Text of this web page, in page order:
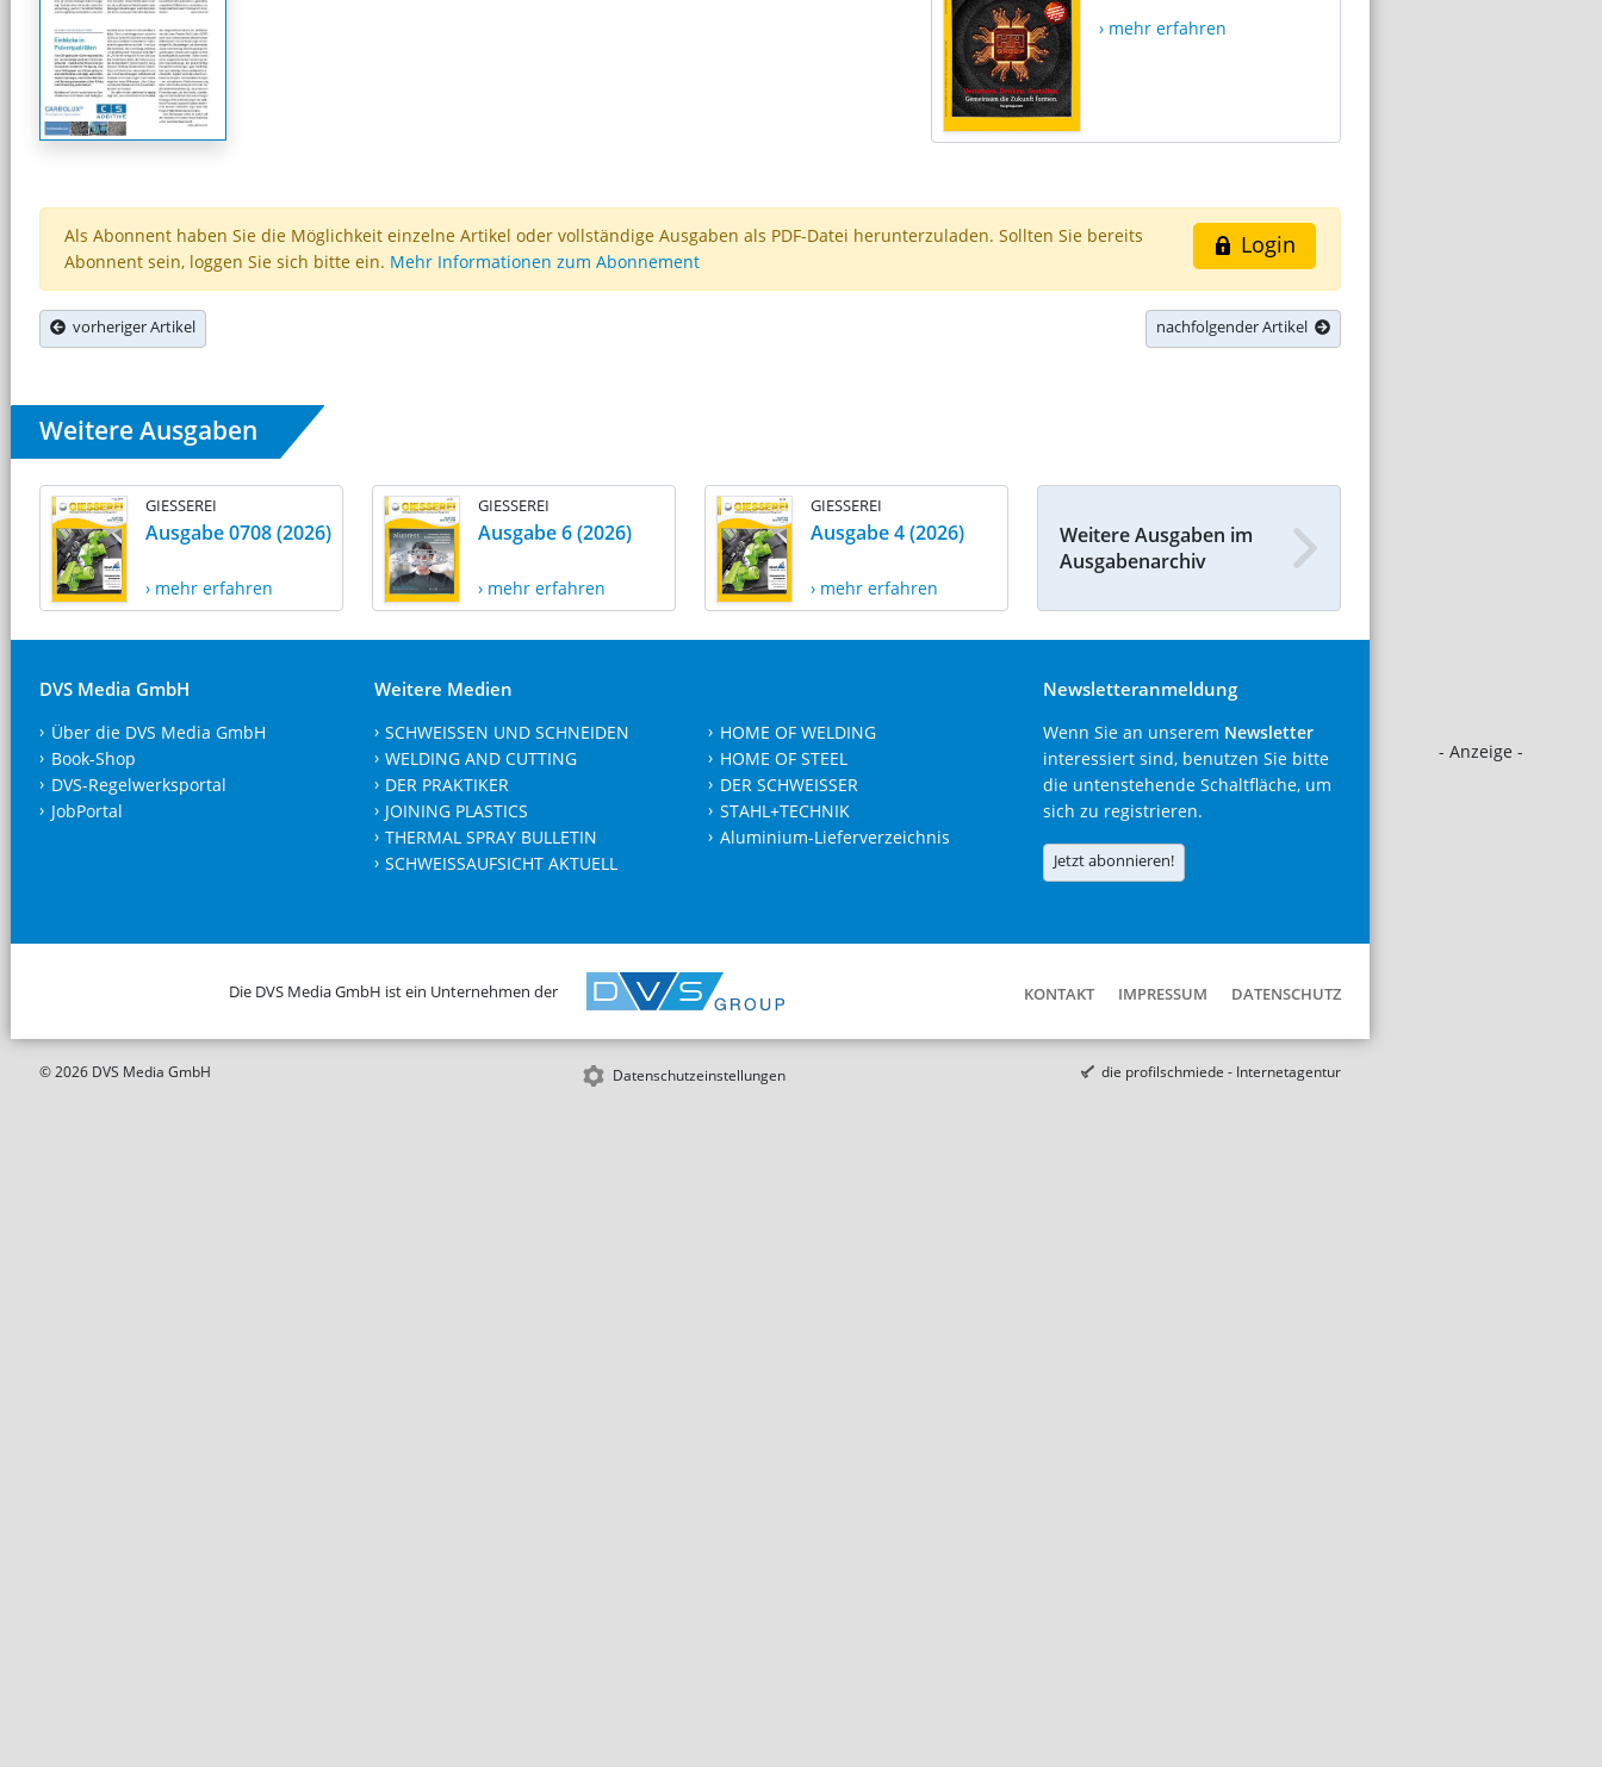
- Anzeige -
› mehr erfahren
Login
Als Abonnent haben Sie die Möglichkeit einzelne Artikel oder vollständige Ausgaben als PDF-Datei herunterzuladen. Sollten Sie bereits
Abonnent sein, loggen Sie sich bitte ein. Mehr Informationen zum Abonnement
vorheriger Artikel nachfolgender Artikel
Weitere Ausgaben
GIESSEREI
Ausgabe 0708 (2026)
› mehr erfahren
GIESSEREI
Ausgabe 6 (2026)
› mehr erfahren
GIESSEREI
Ausgabe 4 (2026)
› mehr erfahren
Weitere Ausgaben im
Ausgabenarchiv
DVS Media GmbH
Über die DVS Media GmbH
Book-Shop
DVS-Regelwerksportal
JobPortal
Weitere Medien
SCHWEISSEN UND SCHNEIDEN
WELDING AND CUTTING
DER PRAKTIKER
JOINING PLASTICS
THERMAL SPRAY BULLETIN
SCHWEISSAUFSICHT AKTUELL
HOME OF WELDING
HOME OF STEEL
DER SCHWEISSER
STAHL+TECHNIK
Aluminium-Lieferverzeichnis
Newsletteranmeldung
Wenn Sie an unserem Newsletter
interessiert sind, benutzen Sie bitte
die untenstehende Schaltfläche, um
sich zu registrieren.
Jetzt abonnieren!
Die DVS Media GmbH ist ein Unternehmen der KONTAKT IMPRESSUM DATENSCHUTZ
© 2026 DVS Media GmbH Datenschutzeinstellungen die profilschmiede - Internetagentur